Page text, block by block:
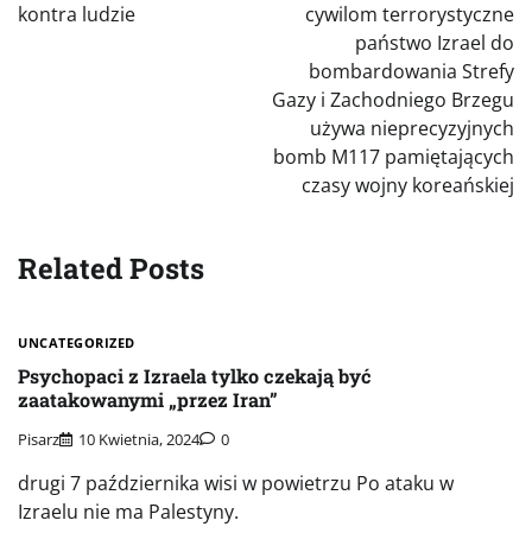
kontra ludzie
cywilom terrorystyczne
państwo Izrael do
bombardowania Strefy
Gazy i Zachodniego Brzegu
używa nieprecyzyjnych
bomb M117 pamiętających
czasy wojny koreańskiej
Related Posts
UNCATEGORIZED
Psychopaci z Izraela tylko czekają być
zaatakowanymi „przez Iran”
Pisarz 10 Kwietnia, 2024 0
drugi 7 października wisi w powietrzu Po ataku w
Izraelu nie ma Palestyny.